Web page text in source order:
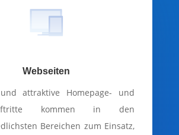
Webseiten
attraktive Homepage- und
kommen in den
Bereichen zum Einsatz,